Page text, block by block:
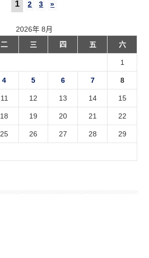
1 2 3 »
2026年 8月
二 三 四 五 六
1
4 5 6 7 8
11 12 13 14 15
18 19 20 21 22
25 26 27 28 29